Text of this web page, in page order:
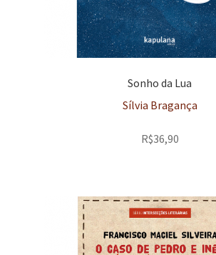
Sonho da Lua
Sílvia Bragança
R$36,90